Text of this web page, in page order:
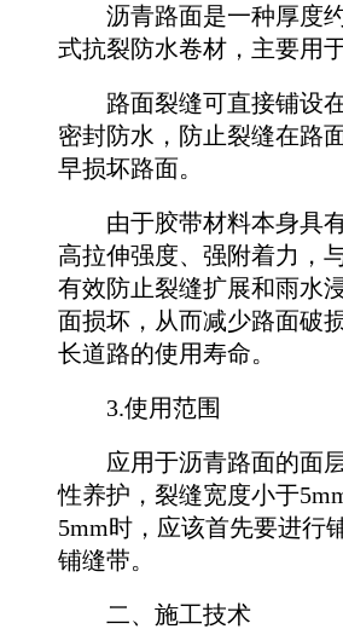
沥青路面是一种厚度约
式抗裂防水卷材，主要用
路面裂缝可直接铺设在
密封防水，防止裂缝在路
早损坏路面。
由于胶带材料本身具有
高拉伸强度、强附着力，
有效防止裂缝扩展和雨水
面损坏，从而减少路面破
长道路的使用寿命。
3.使用范围
应用于沥青路面的面层
性养护，裂缝宽度小于
5mm时，应该首先要进行
铺缝带。
二、施工技术